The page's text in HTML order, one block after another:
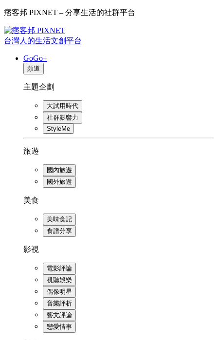
痞客邦 PIXNET – 分享生活的社群平台
台灣人的生活文創平台
GoGo+
頻道
主題企劃
大試用時代
社群影響力
StyleMe
旅遊
國內旅遊
國外旅遊
美食
美味食記
食譜分享
影視
電影評論
視聽娛樂
偶像明星
音樂評析
藝文評論
戀愛情事